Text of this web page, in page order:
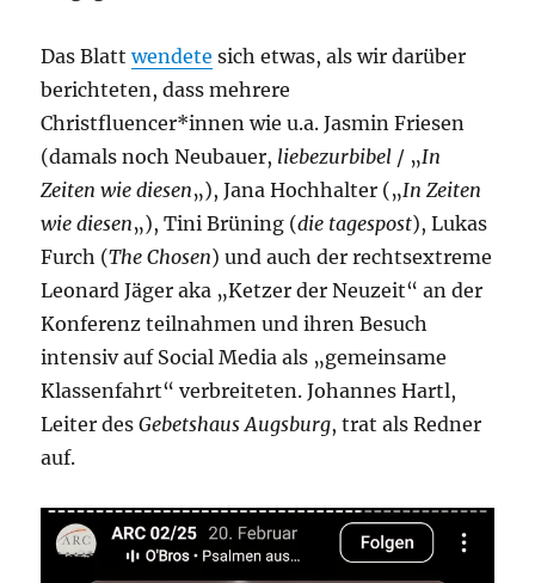
Das Blattwendete sich etwas, als wir darüber
berichteten, dass mehrere
Christfluencer*innen wie u.a. Jasmin Friesen
(damals noch Neubauer, liebezurbibel / „In
Zeiten wie diesen„), Jana Hochhalter („In Zeiten
wie diesen„), Tini Brüning (die tagespost), Lukas
Furch (The Chosen) und auch der rechtsextreme
Leonard Jäger aka „Ketzer der Neuzeit“ an der
Konferenz teilnahmen und ihren Besuch
intensiv auf Social Media als „gemeinsame
Klassenfahrt“ verbreiteten. Johannes Hartl,
Leiter desGebetshaus Augsburg, trat als Redner
auf.